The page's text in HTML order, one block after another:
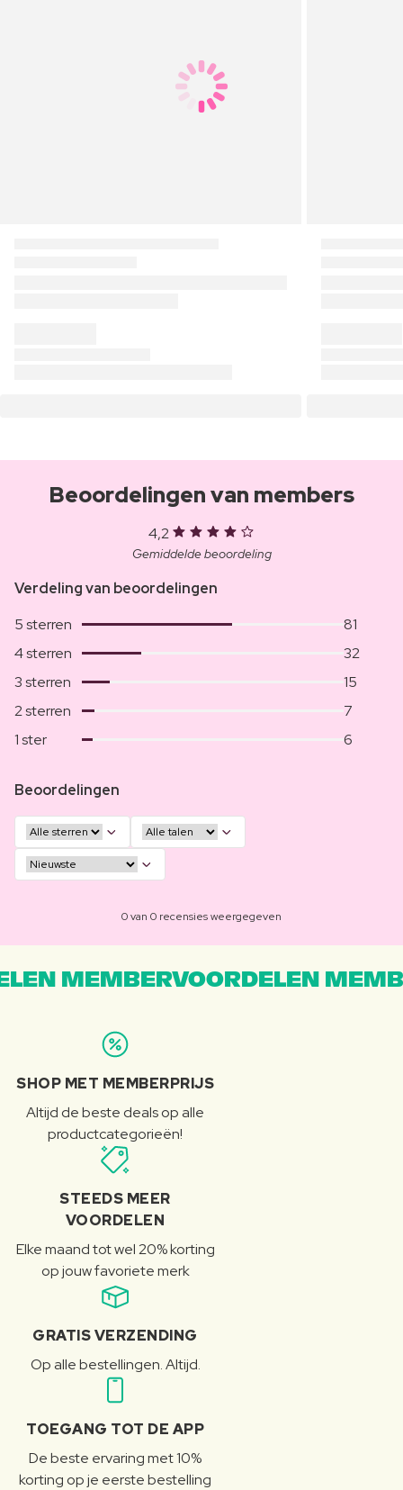
Beoordelingen van members
4,2
Gemiddelde beoordeling
Verdeling van beoordelingen
5 sterren
81
4 sterren
32
3 sterren
15
2 sterren
7
1 ster
6
Beoordelingen
0 van 0 recensies weergegeven
MEMBERVOORDELEN
SHOP MET MEMBERPRIJS
Altijd de beste deals op alle
productcategorieën!
STEEDS MEER
VOORDELEN
Elke maand tot wel 20% korting
op jouw favoriete merk
GRATIS VERZENDING
Op alle bestellingen. Altijd.
TOEGANG TOT DE APP
De beste ervaring met 10%
korting op je eerste bestelling